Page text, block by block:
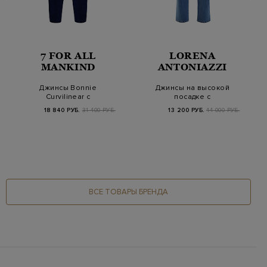
7 FOR ALL
MANKIND
Джинсы Bonnie
Curvilinear с
необработанного к…
18 840 РУБ. 31 400 РУБ.
LORENA
ANTONIAZZI
Джинсы на высокой
посадке с
ретро
13 200 РУБ. 44 000 РУБ.
ВСЕ ТОВАРЫ БРЕНДА